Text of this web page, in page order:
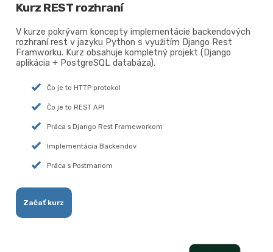
Kurz REST rozhraní
V kurze pokrývam koncepty implementácie backendových
rozhraní rest v jazyku Python s využitím Django Rest
Framworku. Kurz obsahuje kompletný projekt (Django
aplikácia + PostgreSQL databáza).
Čo je to HTTP protokol
Čo je to REST API
Práca s Django Rest Frameworkom
Implementácia Backendov
Práca s Postmanom
Začať kurz